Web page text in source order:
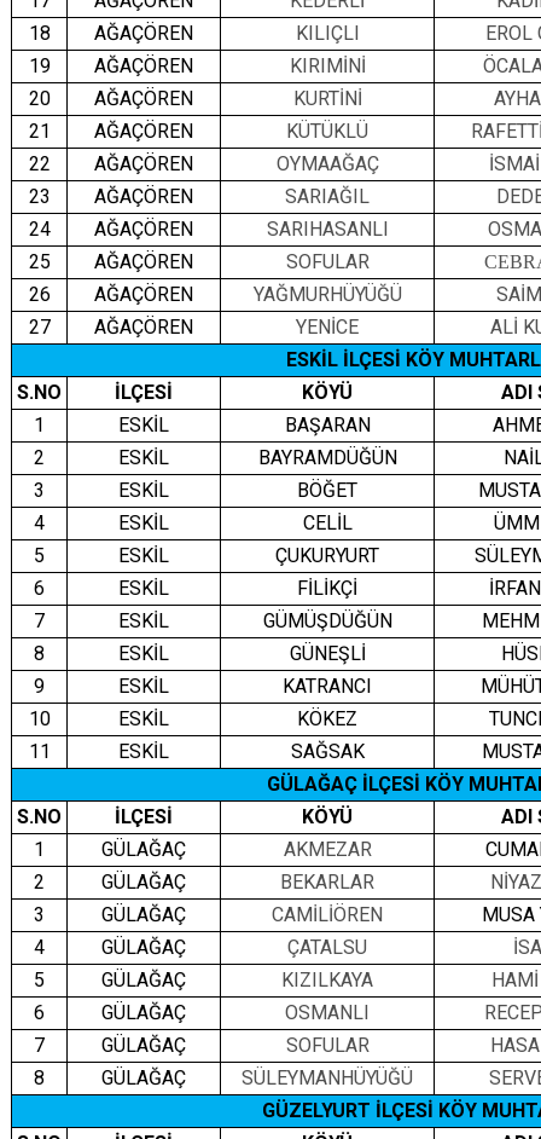
18
AĞAÇÖREN KILIÇLI
EROL
19
AĞAÇÖREN KIRIMİNİ
20
AĞAÇÖREN KURTİNİ
21
AĞAÇÖREN KÜTÜKLÜ
22
AĞAÇÖREN OYMAAĞAÇ
23
AĞAÇÖREN SARIAĞIL
24
AĞAÇÖREN SARIHASANLI
25
AĞAÇÖREN SOFULAR
26 AĞAÇÖREN YAĞMURHÜYÜĞÜ
27
AĞAÇÖREN YENİCE
ALİ
ESKİL İLÇESİ KÖY
S.NO
İLÇESİ KÖYÜ
ADI
1
ESKİL BAŞARAN
2
ESKİL BAYRAMDÜĞÜN
3
ESKİL BÖĞET
4
ESKİL CELİL
5
ESKİL ÇUKURYURT
6
ESKİL FİLİKÇİ
7
ESKİL GÜMÜŞDÜĞÜN
8
ESKİL GÜNEŞLİ
9
ESKİL KATRANCI
10
ESKİL KÖKEZ
11
ESKİL SAĞSAK
GÜLAĞAÇ İLÇESİ KÖY
S.NO
İLÇESİ KÖYÜ
ADI
1
GÜLAĞAÇ AKMEZAR
2
GÜLAĞAÇ BEKARLAR
3
GÜLAĞAÇ CAMİLİÖREN
MUSA
4
GÜLAĞAÇ ÇATALSU
5
GÜLAĞAÇ KIZILKAYA
6
GÜLAĞAÇ OSMANLI
7
GÜLAĞAÇ SOFULAR
8
GÜLAĞAÇ SÜLEYMANHÜYÜĞÜ
GÜZELYURT İLÇESİ KÖY